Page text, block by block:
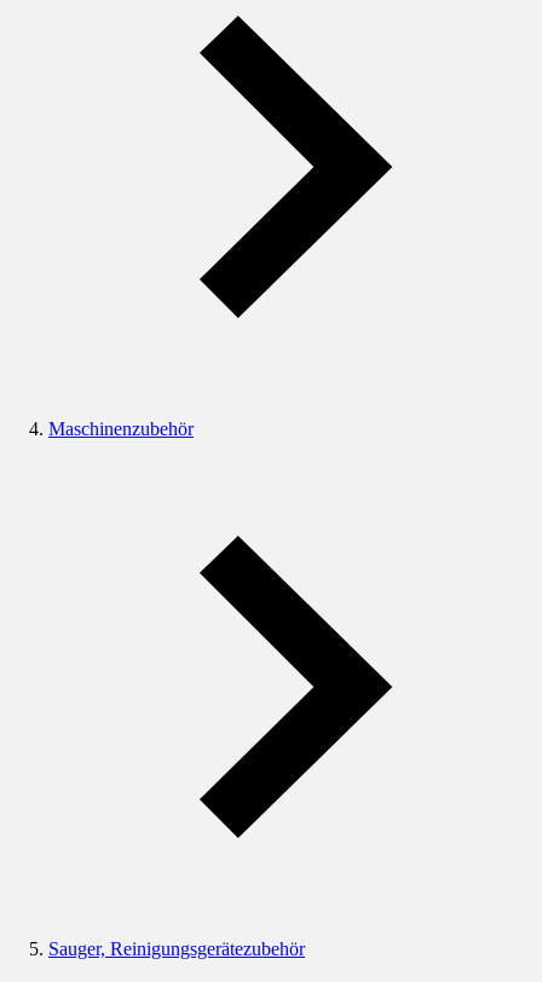
Maschinenzubehör
Sauger, Reinigungsgerätezubehör